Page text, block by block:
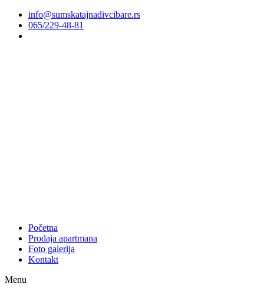
info@sumskatajnadivcibare.rs
065/229-48-81
Početna
Prodaja apartmana
Foto galerija
Kontakt
Menu